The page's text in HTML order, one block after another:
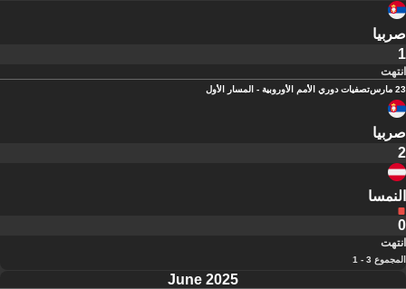
صربيا
1
انتهت
23 مارس تصفيات دوري الأمم الأوروبية - المسار الأول
صربيا
2
النمسا
0
انتهت
المجموع 3 - 1
June 2025